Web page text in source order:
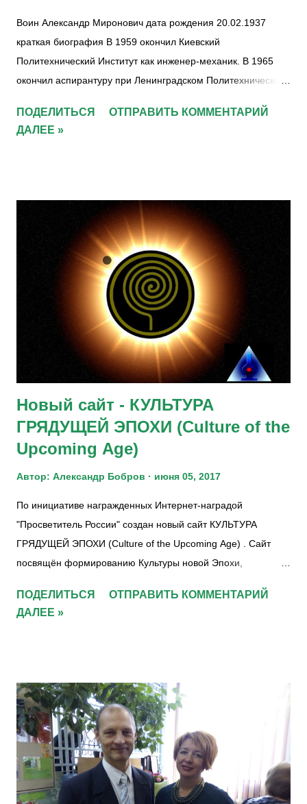
Воин Александр Миронович дата рождения 20.02.1937
краткая биография В 1959 окончил Киевский
Политехнический Институт как инженер-механик. В 1965
окончил аспирантуру при Ленинградском Политехническом
физико-математических наук. Работал старшим научным
сотрудником в УкрНИИКП в лаборатории экономики.
1976 приехал в Израиль. Столкнувшись там с западной
неолиберальной, постмодернистской системой ценностей и
будучи убежденным противником тоталитаризма, стал
искать в существующих философских системах ответа на
вопрос, как сделать так, чтоб не было тоталитаризма с
одной стороны и морального оскотинения – с другой, и на
другие философские по своей природе вопросы. Не найдя
готового ответа, создал собственную философию и
написал свою первую философскую книгу
ПОДЕЛИТЬСЯ
ОТПРАВИТЬ КОММЕНТАРИЙ
ДАЛЕЕ »
Новый сайт - КУЛЬТУРА
ГРЯДУЩЕЙ ЭПОХИ (Culture of the
Upcoming Аge)
Автор: Александр Бобров июня 05, 2017
По инициативе награжденных Интернет-наградой
"Просветитель России" создан новый сайт КУЛЬТУРА
ГРЯДУЩЕЙ ЭПОХИ (Culture of the Upcoming Аge) . Сайт
посвящён формированию Культуры новой Эпохи,
формироваться новые смыслы, терминология, ценности и
традиции, для зарождения грядущей Культуры Синтеза.
реализация которых сможет совершить значительные
положительные преобразования в России и Мире. Новая
грядущая Культура для России, сегодня буквально зависла
над страной в виде «ментального облака познаваемых
вещей» (божественные идеи, проявляющиеся в виде
интуитивных прозрений во всех многочисленных областях
ПОДЕЛИТЬСЯ
ОТПРАВИТЬ КОММЕНТАРИЙ
ДАЛЕЕ »